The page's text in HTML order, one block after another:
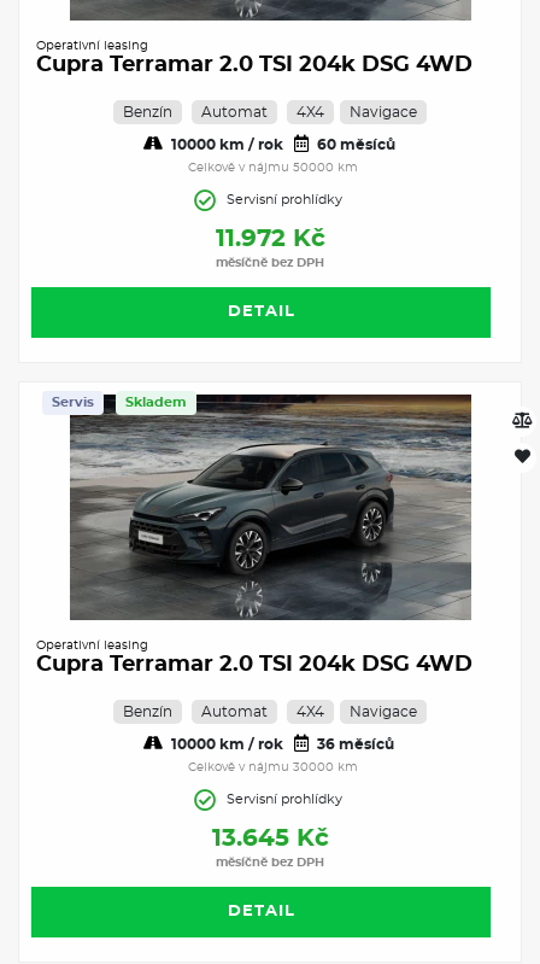
Operativní leasing
Cupra Terramar 2.0 TSI 204k DSG 4WD
Benzín Automat 4X4 Navigace
10000 km / rok 60 měsíců
Celkově v nájmu 50000 km
Servisní prohlídky
11.972 Kč
měsíčně bez DPH
DETAIL
Skladem
Servis
Operativní leasing
Cupra Terramar 2.0 TSI 204k DSG 4WD
Benzín Automat 4X4 Navigace
10000 km / rok 36 měsíců
Celkově v nájmu 30000 km
Servisní prohlídky
13.645 Kč
měsíčně bez DPH
DETAIL